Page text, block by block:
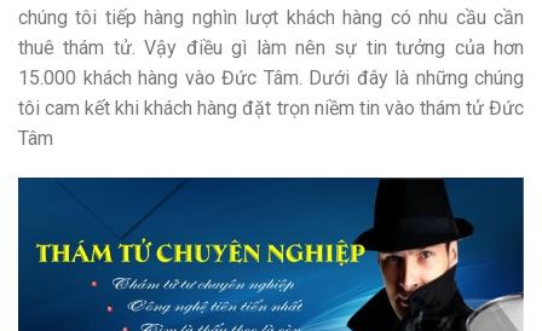
chúng tôi tiếp hàng nghìn lượt khách hàng có nhu cầu cần
thuê thám tử. Vậy điều gì làm nên sự tin tưởng của hơn
15.000 khách hàng vào Đức Tâm. Dưới đây là những chúng
tôi cam kết khi khách hàng đặt trọn niềm tin vào thám tử Đức
Tâm